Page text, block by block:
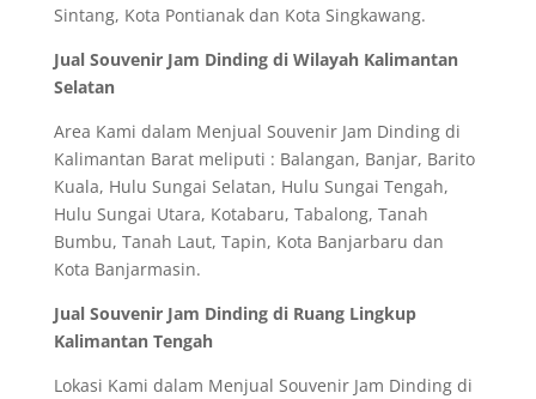
Sintang, Kota Pontianak dan Kota Singkawang.
Jual Souvenir Jam Dinding di Wilayah Kalimantan
Selatan
Area Kami dalam Menjual Souvenir Jam Dinding di
Kalimantan Barat meliputi : Balangan, Banjar, Barito
Kuala, Hulu Sungai Selatan, Hulu Sungai Tengah,
Hulu Sungai Utara, Kotabaru, Tabalong, Tanah
Bumbu, Tanah Laut, Tapin, Kota Banjarbaru dan
Kota Banjarmasin.
Jual Souvenir Jam Dinding di Ruang Lingkup
Kalimantan Tengah
Lokasi Kami dalam Menjual Souvenir Jam Dinding di